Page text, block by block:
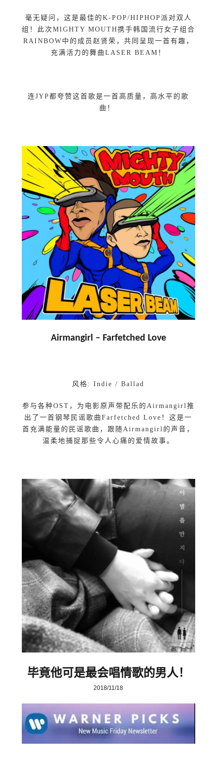
毫无疑问，这是最佳的K-POP/HIPHOP派对双人
组！此次MIGHTY MOUTH携手韩国流行女子组合
RAINBOW中的成员赵贤荣，共同呈现一首有趣，
充满活力的舞曲LASER BEAM！
连JYP都夸赞这首歌是一首高质量，高水平的歌
曲！
Airmangirl – Farfetched Love
风格: Indie / Ballad
参与各种OST，为电影原声带配乐的Airmangirl推
出了一首钢琴民谣歌曲Farfetched Love！这是一
首充满能量的民谣歌曲，跟随Airmangirl的声音，
温柔地捕捉那些令人心痛的爱情故事。
毕竟他可是最会唱情歌的男人！
2018/11/18